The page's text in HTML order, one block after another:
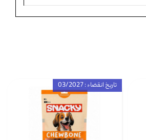
تاریخ انقضاء : 03/2027